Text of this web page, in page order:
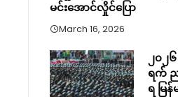
မင်းအောင်လှိုင်ပြော
March 16, 2026
၂၀၂
ရက် ည
ရ မြ